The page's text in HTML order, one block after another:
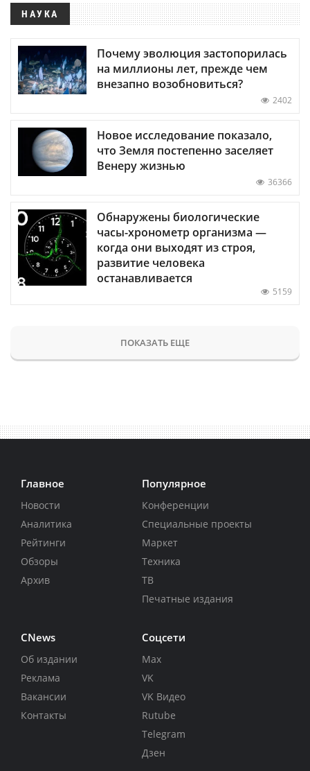
НАУКА
Почему эволюция застопорилась
на миллионы лет, прежде чем
внезапно возобновиться?
2402
Новое исследование показало,
что Земля постепенно заселяет
Венеру жизнью
36366
Обнаружены биологические
часы-хронометр организма —
когда они выходят из строя,
развитие человека
останавливается
5159
ПОКАЗАТЬ ЕЩЕ
Главное
Новости
Аналитика
Рейтинги
Обзоры
Архив
Популярное
Конференции
Специальные проекты
Маркет
Техника
ТВ
Печатные издания
CNews
Об издании
Реклама
Вакансии
Контакты
Соцсети
Max
VK
VK Видео
Rutube
Telegram
Дзен